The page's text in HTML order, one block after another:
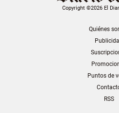
Copyright ©2026 El
Quiénes
Puntos de
RSS